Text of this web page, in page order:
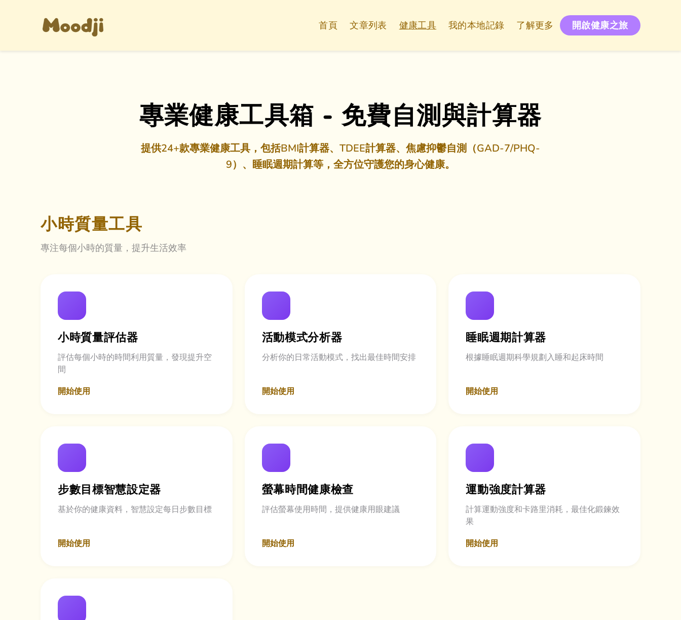
首頁 文章列表 健康工具 我的本地記錄 了解更多 開啟健康之旅
專業健康工具箱 - 免費自測與計算器
提供24+款專業健康工具，包括BMI計算器、TDEE計算器、焦慮抑鬱自測（GAD-7/PHQ-
9）、睡眠週期計算等，全方位守護您的身心健康。
小時質量工具
專注每個小時的質量，提升生活效率
小時質量評估器
評估每個小時的時間利用質量，發現提升空
間
開始使用
活動模式分析器
分析你的日常活動模式，找出最佳時間安排
開始使用
睡眠週期計算器
根據睡眠週期科學規劃入睡和起床時間
開始使用
步數目標智慧設定器
基於你的健康資料，智慧設定每日步數目標
開始使用
螢幕時間健康檢查
評估螢幕使用時間，提供健康用眼建議
開始使用
運動強度計算器
計算運動強度和卡路里消耗，最佳化鍛鍊效
果
開始使用